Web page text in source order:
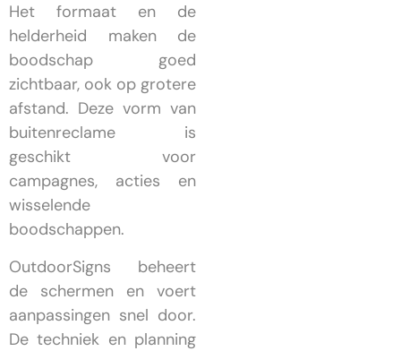
Het formaat en de
helderheid maken de
boodschap goed
zichtbaar, ook op grotere
afstand. Deze vorm van
buitenreclame is
geschikt voor
campagnes, acties en
wisselende
boodschappen.
OutdoorSigns beheert
de schermen en voert
aanpassingen snel door.
De techniek en planning